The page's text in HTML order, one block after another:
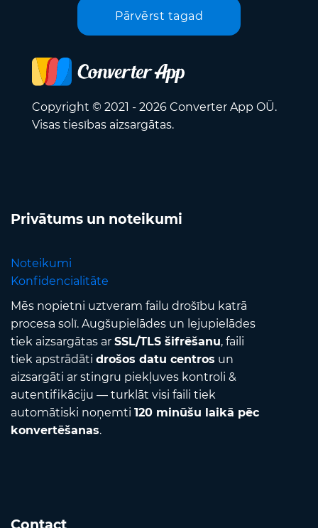
Pārvērst tagad
Copyright © 2021 - 2026 Converter App OÜ.
Visas tiesības aizsargātas.
Privātums un noteikumi
Noteikumi
Konfidencialitāte
Mēs nopietni uztveram failu drošību katrā
procesa solī. Augšupielādes un lejupielādes
tiek aizsargātas ar SSL/TLS šifrēšanu, faili
tiek apstrādāti drošos datu centros un
aizsargāti ar stingru piekļuves kontroli &
autentifikāciju — turklāt visi faili tiek
automātiski noņemti 120 minūšu laikā pēc
konvertēšanas.
Contact